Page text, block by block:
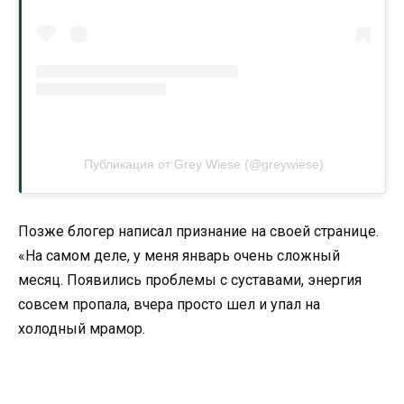
Публикация от Grey Wiese (@greywiese)
Позже блогер написал признание на своей странице.
«На самом деле, у меня январь очень сложный
месяц. Появились проблемы с суставами, энергия
совсем пропала, вчера просто шел и упал на
холодный мрамор.